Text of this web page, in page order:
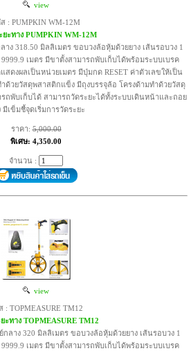
view
: PUMPKIN WM-12M
ยะทาง PUMPKIN WM-12M
าง 318.50 มิลลิเมตร ขอบวงล้อหุ้มด้วยยาง เส้นรอบวง 1
เมตร มีขาตั้งสามารถพับเก็บได้พร้อมระบบเบรค
ดงผลเป็นหน่วยเมตร มีปุ่มกด RESET ค่าตัวเลขให้เป็น
ด้วยวัสดุพสาสติกแข็ง มีถุงบรรจุล้อ โครงด้ามทำด้วยวัสดุ
ถพับเก็บได้ สามารถวัดระยะได้ทั้งระบบเดินหน้าและถอย
มีเข็มชี้จุดเริ่มการวัดระยะ
ราคา:5,000.00
พิเศษ: 4,350.00
จำนวน :
view
: TOPMEASURE TM12
ะทาง TOPMEASURE TM12
กลาง 320 มิลลิเมตร ขอบวงล้อหุ้มด้วยยาง เส้นรอบวง 1
เมตร มีขาตั้งสามารถพับเก็บได้พร้อมระบบเบรค